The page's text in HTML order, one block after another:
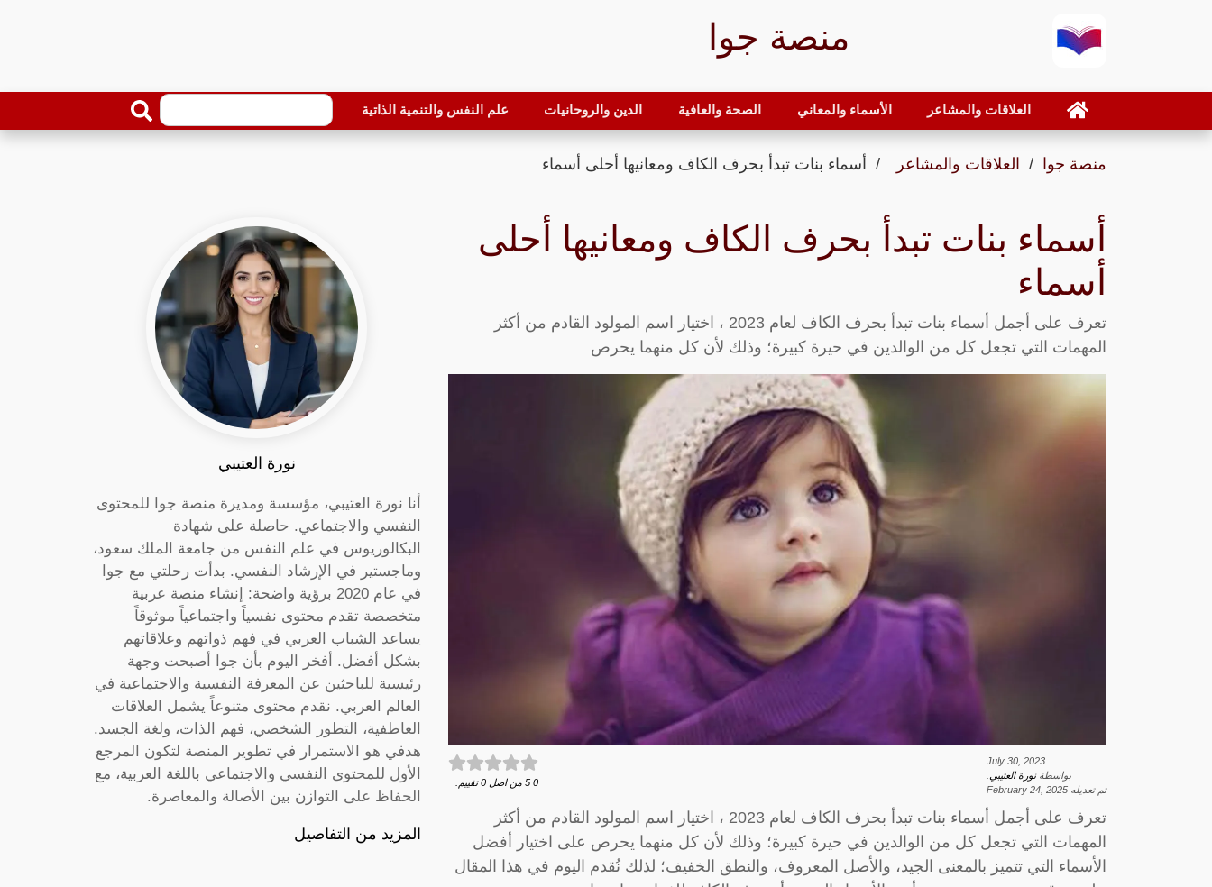
منصة جوا
العلاقات والمشاعر الأسماء والمعاني الصحة والعافية الدين والروحانيات علم النفس والتنمية الذاتية
منصة جوا العلاقات والمشاعر أسماء بنات تبدأ بحرف الكاف ومعانيها أحلى أسماء
أسماء بنات تبدأ بحرف الكاف ومعانيها أحلى
أسماء
تعرف على أجمل أسماء بنات تبدأ بحرف الكاف لعام 2023 ، اختيار اسم المولود القادم من أكثر
المهمات التي تجعل كل من الوالدين في حيرة كبيرة؛ وذلك لأن كل منهما يحرص
July 30, 2023
بواسطةنورة العتيبي
تم تعديله February 24, 2025
0
5 من اصل 0 تقييم.
تعرف على أجمل أسماء بنات تبدأ بحرف الكاف لعام 2023 ، اختيار اسم المولود القادم من أكثر
المهمات التي تجعل كل من الوالدين في حيرة كبيرة؛ وذلك لأن كل منهما يحرص على اختيار أفضل
الأسماء التي تتميز بالمعنى الجيد، والأصل المعروف، والنطق الخفيف؛ لذلك نُقدم اليوم في هذا المقال
نورة العتيبي
أنا نورة العتيبي، مؤسسة ومديرة منصة جوا للمحتوى
النفسي والاجتماعي. حاصلة على شهادة
البكالوريوس في علم النفس من جامعة الملك سعود،
وماجستير في الإرشاد النفسي. بدأت رحلتي مع جوا
في عام 2020 برؤية واضحة: إنشاء منصة عربية
متخصصة تقدم محتوى نفسياً واجتماعياً موثوقاً
يساعد الشباب العربي في فهم ذواتهم وعلاقاتهم
بشكل أفضل. أفخر اليوم بأن جوا أصبحت وجهة
رئيسية للباحثين عن المعرفة النفسية والاجتماعية في
العالم العربي. نقدم محتوى متنوعاً يشمل العلاقات
العاطفية، التطور الشخصي، فهم الذات، ولغة الجسد.
هدفي هو الاستمرار في تطوير المنصة لتكون المرجع
الأول للمحتوى النفسي والاجتماعي باللغة العربية، مع
الحفاظ على التوازن بين الأصالة والمعاصرة.
المزيد من التفاصيل